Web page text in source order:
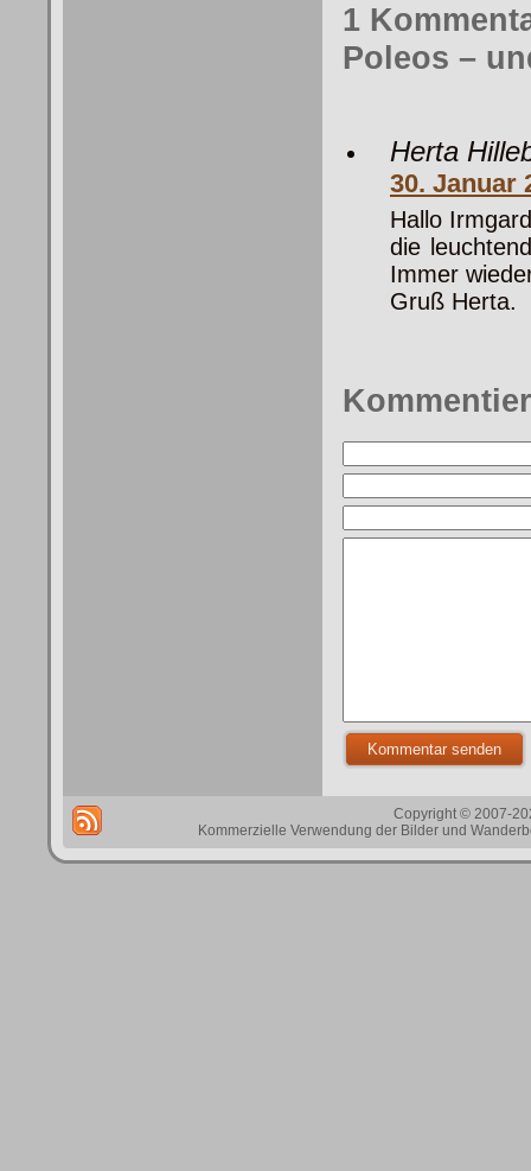
1
Poleos –
Herta
30. Januar
Hallo
die
Immer
Gruß Herta.
Copyright © 2007-
Kommerzielle Verwendung der Bilder und